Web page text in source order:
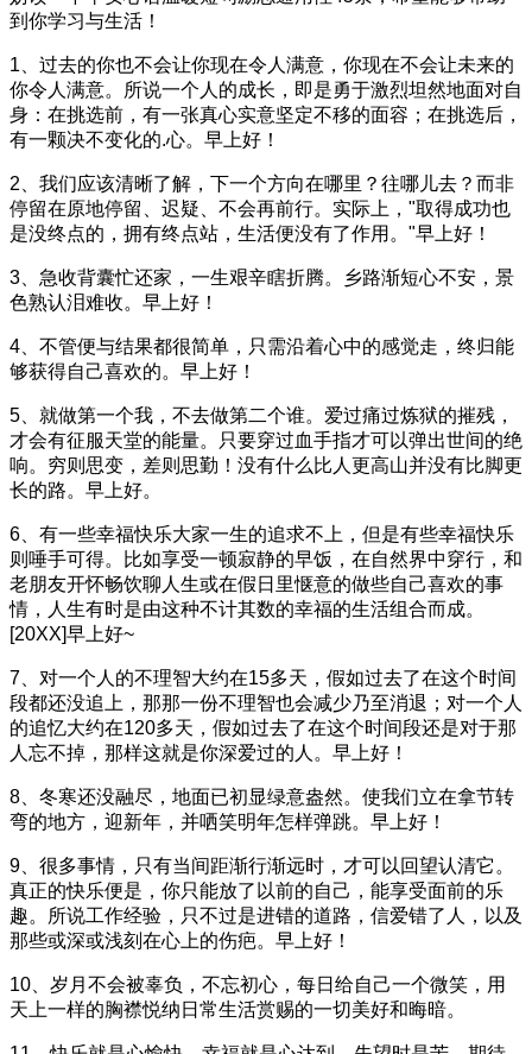
到你学习与生活！
1、过去的你也不会让你现在令人满意，你现在不会让未来的
你令人满意。所说一个人的成长，即是勇于激烈坦然地面对自
身：在挑选前，有一张真心实意坚定不移的面容；在挑选后，
有一颗决不变化的.心。早上好！
2、我们应该清晰了解，下一个方向在哪里？往哪儿去？而非
停留在原地停留、迟疑、不会再前行。实际上，"取得成功也
是没终点的，拥有终点站，生活便没有了作用。"早上好！
3、急收背囊忙还家，一生艰辛瞎折腾。乡路渐短心不安，景
色熟认泪难收。早上好！
4、不管便与结果都很简单，只需沿着心中的感觉走，终归能
够获得自己喜欢的。早上好！
5、就做第一个我，不去做第二个谁。爱过痛过炼狱的摧残，
才会有征服天堂的能量。只要穿过血手指才可以弹出世间的绝
响。穷则思变，差则思勤！没有什么比人更高山并没有比脚更
长的路。早上好。
6、有一些幸福快乐大家一生的追求不上，但是有些幸福快乐
则唾手可得。比如享受一顿寂静的早饭，在自然界中穿行，和
老朋友开怀畅饮聊人生或在假日里惬意的做些自己喜欢的事
情，人生有时是由这种不计其数的幸福的生活组合而成。
[20XX]早上好~
7、对一个人的不理智大约在15多天，假如过去了在这个时间
段都还没追上，那那一份不理智也会减少乃至消退；对一个人
的追忆大约在120多天，假如过去了在这个时间段还是对于那
人忘不掉，那样这就是你深爱过的人。早上好！
8、冬寒还没融尽，地面已初显绿意盎然。使我们立在拿节转
弯的地方，迎新年，并哂笑明年怎样弹跳。早上好！
9、很多事情，只有当间距渐行渐远时，才可以回望认清它。
真正的快乐便是，你只能放了以前的自己，能享受面前的乐
趣。所说工作经验，只不过是进错的道路，信爱错了人，以及
那些或深或浅刻在心上的伤疤。早上好！
10、岁月不会被辜负，不忘初心，每日给自己一个微笑，用
天上一样的胸襟悦纳日常生活赏赐的一切美好和晦暗。